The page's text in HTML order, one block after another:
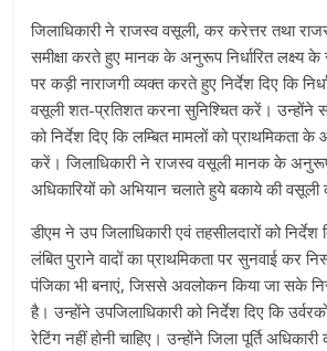
जिलाधिकारी ने राजस्व वसूली, कर करेत्तर तथा
समीक्षा करते हुए मानक के अनुरूप निर्धारित लक्ष्य के
पर कड़ी नाराजगी व्यक्त करते हुए निर्देश दिए कि
वसूली शत-प्रतिशत करना सुनिश्चित करें। उन्होंने
को निर्देश दिए कि लम्बित मामलों को प्राथमिकता के
करें। जिलाधिकारी ने राजस्व वसूली मानक के अनुरूप
अधिकारियों को अभियान चलाते हुये बकाये की वसूली
डीएम ने उप जिलाधिकारी एवं तहसीलदारों को निर्देश
लंबित पुराने वादों का प्राथमिकता पर सुनवाई कर
पंजिका भी बनाएं, जिससे अवलोकन किया जा सके
है। उन्होंने उपजिलाधिकारी को निर्देश दिए कि
रेटिंग नहीं होनी चाहिए। उन्होंने जिला पूर्ति